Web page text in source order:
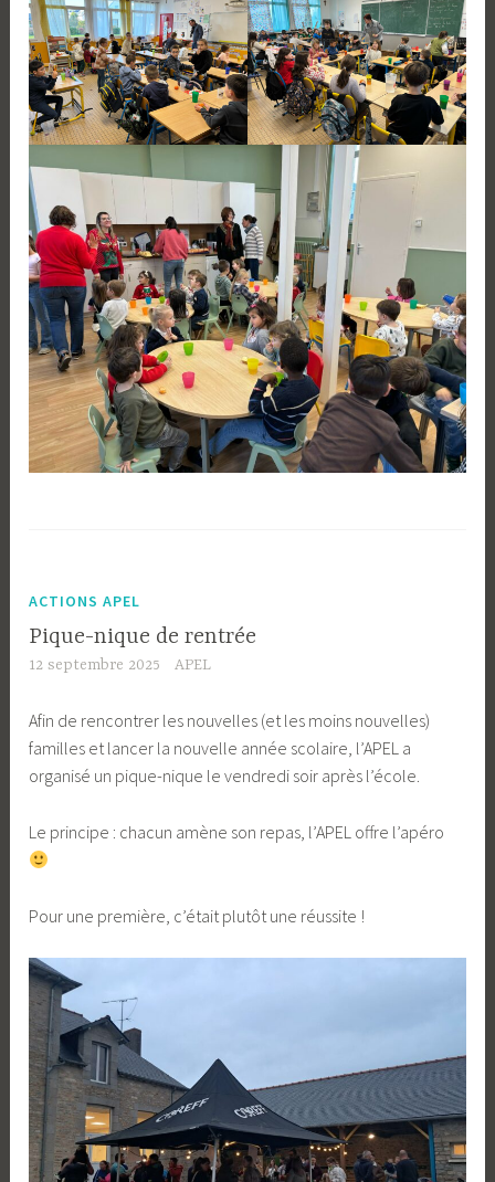
ACTIONS APEL
Pique-nique de rentrée
12 septembre 2025 APEL
Afin de rencontrer les nouvelles (et les moins nouvelles)
familles et lancer la nouvelle année scolaire, l’APEL a
organisé un pique-nique le vendredi soir après l’école.
Le principe : chacun amène son repas, l’APEL offre l’apéro
Pour une première, c’était plutôt une réussite !